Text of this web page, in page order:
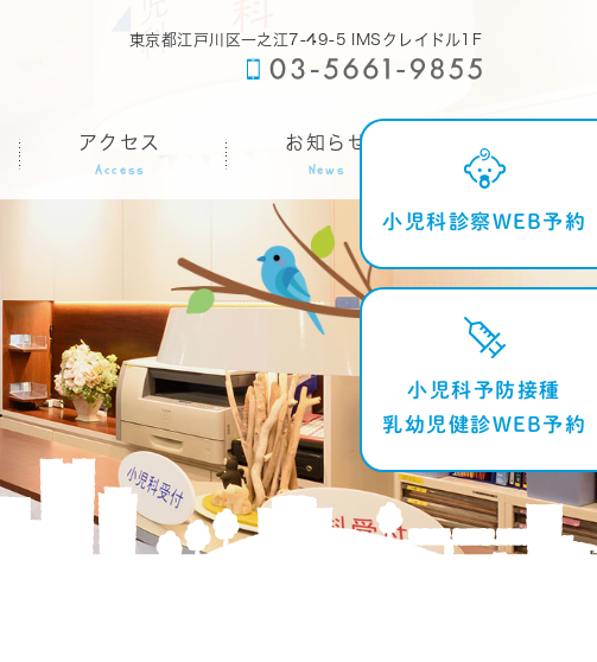
東京都江戸川区一之江7-49-5 IMSクレイドル1F
アクセス
Access
お知らせ
News
小児科診察WEB予約
小児科予防接種
乳幼児健診WEB予約